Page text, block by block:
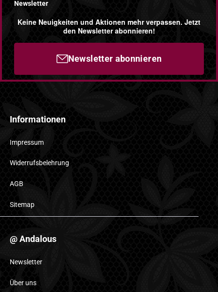
Newsletter
Keine Neuigkeiten und Aktionen mehr verpassen. Jetzt
den Newsletter abonnieren!
Newsletter abonnieren
Informationen
Impressum
Widerrufsbelehrung
AGB
Sitemap
@ Andalous
Newsletter
Über uns